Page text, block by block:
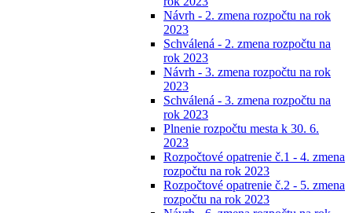
Návrh - 2. zmena rozpočtu na rok
2023
Schválená - 2. zmena rozpočtu na
rok 2023
Návrh - 3. zmena rozpočtu na rok
2023
Schválená - 3. zmena rozpočtu na
rok 2023
Plnenie rozpočtu mesta k 30. 6.
2023
Rozpočtové opatrenie č.1 - 4. zmena
rozpočtu na rok 2023
Rozpočtové opatrenie č.2 - 5. zmena
rozpočtu na rok 2023